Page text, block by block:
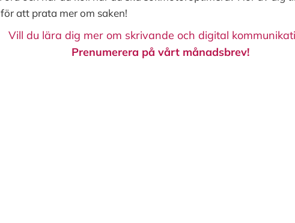
för att prata mer om saken!
Vill du lära dig mer om skrivande och digital
Prenumerera på vårt månadsbrev!